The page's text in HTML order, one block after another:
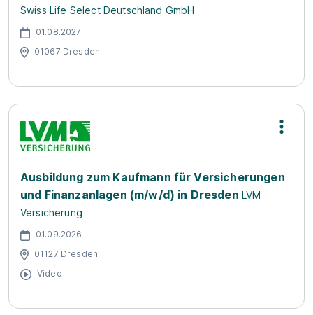
Swiss Life Select Deutschland GmbH
01.08.2027
01067 Dresden
Ausbildung zum Kaufmann für Versicherungen
und Finanzanlagen (m/w/d) in Dresden LVM
Versicherung
01.09.2026
01127 Dresden
Video